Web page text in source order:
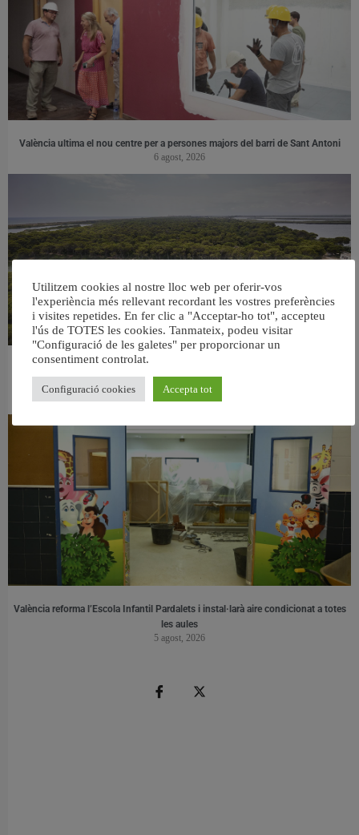
València ultima el nou centre per a persones majors del barri de Sant Antoni
6 agost, 2026
6 agost, 2026
València reforma l’Escola Infantil Pardalets i instal·larà aire condicionat a totes
les aules
5 agost, 2026
Utilitzem cookies al nostre lloc web per oferir-vos
l'experiència més rellevant recordant les vostres preferències
i visites repetides. En fer clic a "Acceptar-ho tot", accepteu
l'ús de TOTES les cookies. Tanmateix, podeu visitar
"Configuració de les galetes" per proporcionar un
consentiment controlat.
Configuració cookies Accepta tot